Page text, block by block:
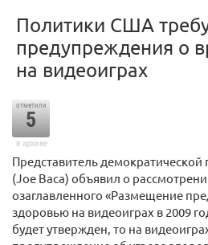
Политики США
предупреждения о
на видеоиграх
отметили
5
в архиве
Представитель
(Joe Baca) объявил о
озаглавленного «Размещение
здоровью на видеоиграх в 2009
будет утвержден, то на